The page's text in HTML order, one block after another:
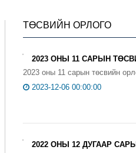
ТӨСВИЙН ОРЛОГО
2023 ОНЫ 11 САРЫН
2023 оны 11 сарын төсвийн
2023-12-06 00:00:00
2022 ОНЫ 12 ДУГААР